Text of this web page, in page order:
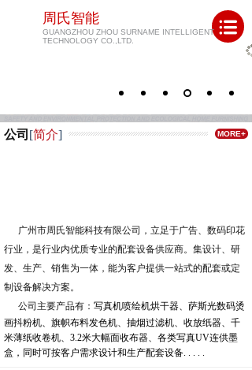
周氏智能
GUANGZHOU ZHOU SURNAME INTELLIGENT
TECHNOLOGY CO.,LTD.
公司 [简介] MORE+
广州市周氏智能科技有限公司，立足于广告、数码印花
行业，是行业内优质专业的配套设备供应商。集设计、研
发、生产、销售为一体，能为客户提供一站式的配套或定
制设备解决方案。
公司主要产品有： 写真机喷绘机烘干器、 萨斯光数码烫
画抖粉机、旗帜布料发色机、抽烟过滤机、收放纸器、千
米薄纸收卷机、3.2米大幅面收布器、各类写真UV连供墨
盒 ，同时可按客户需求设计和生产配套设备. . . . .